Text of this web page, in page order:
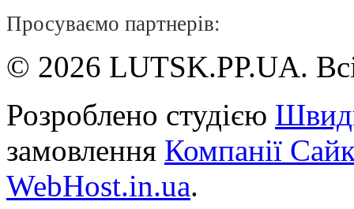
Просуваємо партнерів:
© 2026 LUTSK.PP.UA.
Розроблено студією
замовлення Компанії
WebHost.in.ua.